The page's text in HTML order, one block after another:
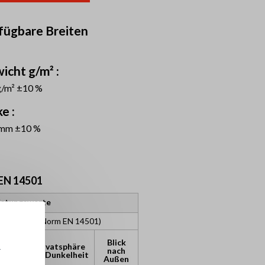
Breiten
g/m² :
m² ±10 %
:
±10 %
14501
(Norm EN 14501)
Privatsphäre
bei Dunkelheit
Blick
nach
Außen